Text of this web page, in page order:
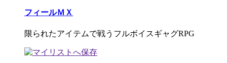
フィールＭＸ
限られたアイテムで戦うフルボイスギャグRPG